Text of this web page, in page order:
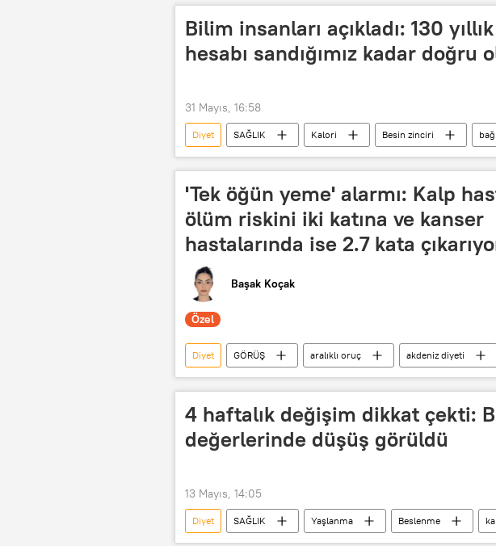
Bilim insanları açıkladı: 130
hesabı sandığımız kadar doğru
31 Mayıs, 16:58
Diyet SAĞLIK Kalori Besin zinciri
'Tek öğün yeme' alarmı: Kalp
ölüm riskini iki katına ve kanser
hastalarında ise 2.7 kata
Başak Koçak
Özel
Diyet GÖRÜŞ aralıklı oruç akdeniz diyeti
Sağlıklı beslenme
4 haftalık değişim dikkat çekti:
değerlerinde düşüş görüldü
13 Mayıs, 14:05
Diyet SAĞLIK Yaşlanma Beslenme